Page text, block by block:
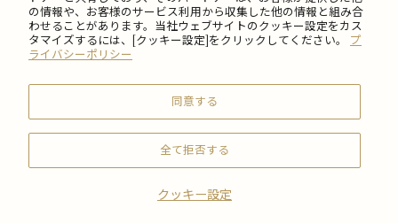
の情報や、お客様のサービス利用から収集した他の情報と組み合
わせることがあります。当社ウェブサイトのクッキー設定をカス
タマイズするには、[クッキー設定]をクリックしてください。 プ
ライバシーポリシー
クッキー設定
同意する
全て拒否する
会社情報